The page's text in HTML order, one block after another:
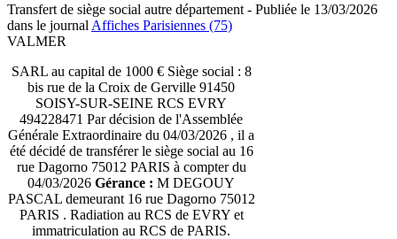
Transfert de siège social autre département - Publiée le 13/03/2026
dans le journal Affiches Parisiennes (75)
VALMER
SARL au capital de 1000 € Siège social : 8
bis rue de la Croix de Gerville 91450
SOISY-SUR-SEINE RCS EVRY
494228471 Par décision de l'Assemblée
Générale Extraordinaire du 04/03/2026 , il a
été décidé de transférer le siège social au 16
rue Dagorno 75012 PARIS à compter du
04/03/2026 Gérance : M DEGOUY
PASCAL demeurant 16 rue Dagorno 75012
PARIS . Radiation au RCS de EVRY et
immatriculation au RCS de PARIS.